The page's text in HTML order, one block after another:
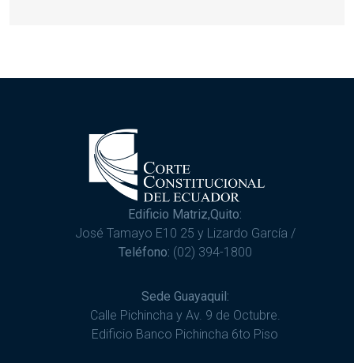
Edificio Matriz,Quito:
José Tamayo E10 25 y Lizardo García /
Teléfono: (02) 394-1800
Sede Guayaquil:
Calle Pichincha y Av. 9 de Octubre.
Edificio Banco Pichincha 6to Piso